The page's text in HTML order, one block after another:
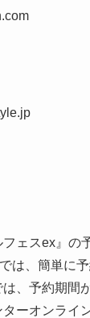
フェスex』の
は、簡単に
は、予約期間
ーオンライ